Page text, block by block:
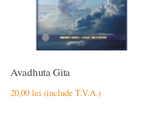
Avadhuta Gita
20,00 lei (include T.V.A.)